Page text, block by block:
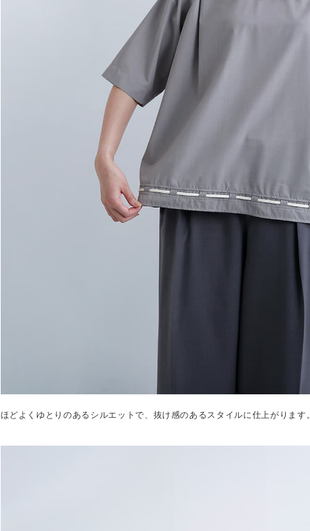
ほどよくゆとりのあるシルエットで、抜け感のあるスタイルに仕上がります。